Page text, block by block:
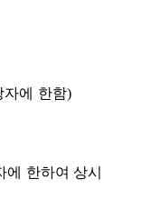
자에 한함)
에 한하여 상시